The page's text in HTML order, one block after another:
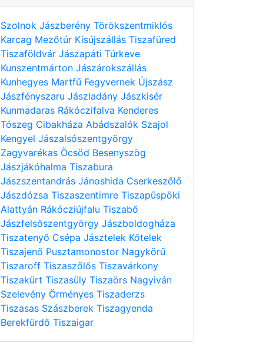
Szolnok Jászberény Törökszentmiklós
Karcag Mezőtúr Kisújszállás Tiszafüred
Tiszaföldvár Jászapáti Túrkeve
Kunszentmárton Jászárokszállás
Kunhegyes Martfű Fegyvernek Újszász
Jászfényszaru Jászladány Jászkisér
Kunmadaras Rákóczifalva Kenderes
Tószeg Cibakháza Abádszalók Szajol
Kengyel Jászalsószentgyörgy
Zagyvarékas Öcsöd Besenyszög
Jászjákóhalma Tiszabura
Jászszentandrás Jánoshida Cserkeszőlő
Jászdózsa Tiszaszentimre Tiszapüspöki
Alattyán Rákócziújfalu Tiszabő
Jászfelsőszentgyörgy Jászboldogháza
Tiszatenyő Csépa Jásztelek Kőtelek
Tiszajenő Pusztamonostor Nagykörű
Tiszaroff Tiszaszőlős Tiszavárkony
Tiszakürt Tiszasüly Tiszaörs Nagyiván
Szelevény Örményes Tiszaderzs
Tiszasas Szászberek Tiszagyenda
Berekfürdő Tiszaigar